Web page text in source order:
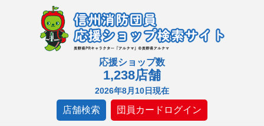
応援ショップ数
1,238店舗
2026年8月10日現在
店舗検索 団員カードログイン